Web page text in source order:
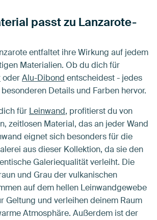
passt zu Lanzarote-
entfaltet ihre Wirkung auf jedem
Materialien. Ob du dich für
oderAlu-Dibond entscheidest - jedes
Details und Farben hervor.
für Leinwand, profitierst du von
zeitlosen Material, das an jeder Wand
eignet sich besonders für die
aus dieser Kollektion, da sie den
Galeriequalität verleiht. Die
und Grau der vulkanischen
auf dem hellen Leinwandgewebe
Geltung und verleihen deinem Raum
Atmosphäre. Außerdem ist der